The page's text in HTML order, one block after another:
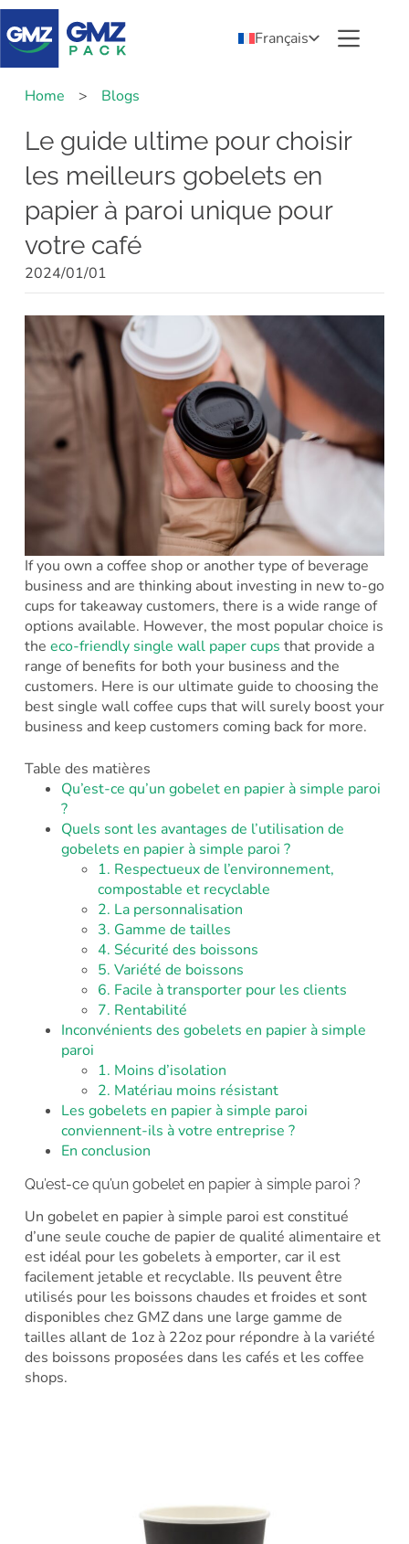
Français
Home > Blogs
Le guide ultime pour choisir
les meilleurs gobelets en
papier à paroi unique pour
votre café
2024/01/01
If you own a coffee shop or another type of beverage
business and are thinking about investing in new to-go
cups for takeaway customers, there is a wide range of
options available. However, the most popular choice is
the eco-friendly single wall paper cups that provide a
range of benefits for both your business and the
customers. Here is our ultimate guide to choosing the
best single wall coffee cups that will surely boost your
business and keep customers coming back for more.
Table des matières
Qu’est-ce qu’un gobelet en papier à simple paroi
?
Quels sont les avantages de l’utilisation de
gobelets en papier à simple paroi ?
1. Respectueux de l’environnement,
compostable et recyclable
2. La personnalisation
3. Gamme de tailles
4. Sécurité des boissons
5. Variété de boissons
6. Facile à transporter pour les clients
7. Rentabilité
Inconvénients des gobelets en papier à simple
paroi
1. Moins d’isolation
2. Matériau moins résistant
Les gobelets en papier à simple paroi
conviennent-ils à votre entreprise ?
En conclusion
Qu’est-ce qu’un gobelet en papier à simple paroi ?
Un gobelet en papier à simple paroi est constitué
d’une seule couche de papier de qualité alimentaire et
est idéal pour les gobelets à emporter, car il est
facilement jetable et recyclable. Ils peuvent être
utilisés pour les boissons chaudes et froides et sont
disponibles chez GMZ dans une large gamme de
tailles allant de 1oz à 22oz pour répondre à la variété
des boissons proposées dans les cafés et les coffee
shops.